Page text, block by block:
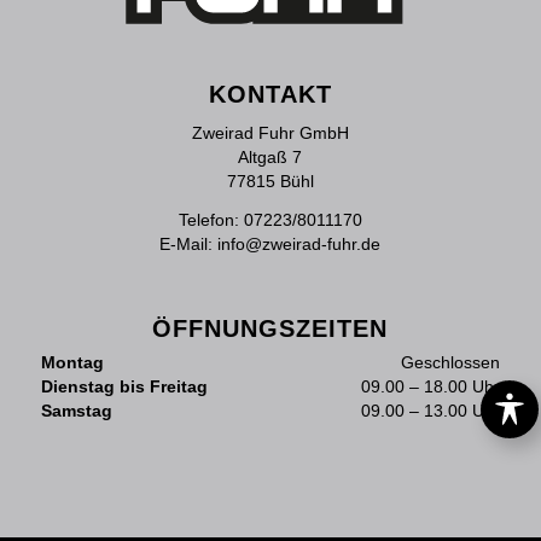
KONTAKT
Zweirad Fuhr GmbH
Altgaß 7
77815 Bühl
Telefon: 07223/8011170
E-Mail: info@zweirad-fuhr.de
ÖFFNUNGSZEITEN
Montag
Geschlossen
Dienstag bis Freitag
09.00 – 18.00 Uhr
Samstag
09.00 – 13.00 Uhr